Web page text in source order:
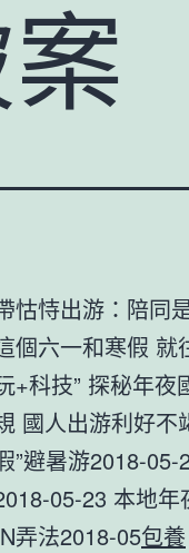
怙恃出游：陪同
個六一和寒假 就
+科技” 探秘年夜
國人出游利好不
”避暑游2018-
05-23 本地
弄法2018-05包養